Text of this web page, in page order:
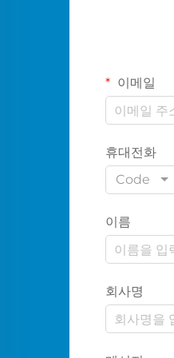
이메일
휴대전화
Code
이름
회사명